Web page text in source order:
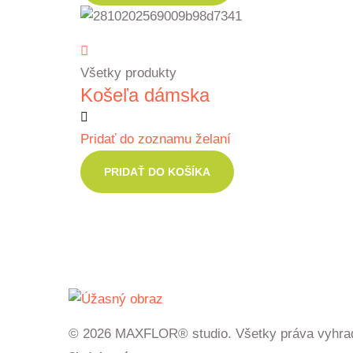
Všetky produkty
Košeľa dámska
Pridať do zoznamu želaní
PRIDAŤ DO KOŠÍKA
© 2026 MAXFLOR® studio. Všetky práva